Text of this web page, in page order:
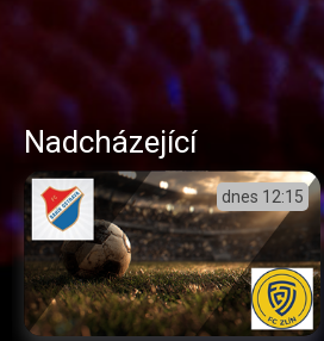
Nadcházející
dnes 12:15